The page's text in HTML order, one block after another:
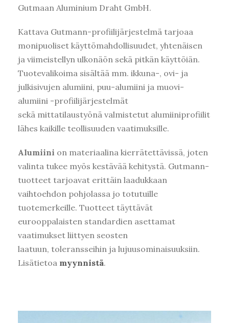
Gutmaan Aluminium Draht GmbH.
Kattava Gutmann-profiilijärjestelmä tarjoaa
monipuoliset käyttömahdollisuudet, yhtenäisen
ja viimeistellyn ulkonäön sekä pitkän käyttöiän.
Tuotevalikoima sisältää mm. ikkuna-, ovi- ja
julkisivujen alumiini, puu-alumiini ja muovi-
alumiini -profiilijärjestelmät
sekä mittatilaustyönä valmistetut alumiiniprofiilit
lähes kaikille teollisuuden vaatimuksille.
Alumiini on materiaalina kierrätettävissä, joten
valinta tukee myös kestävää kehitystä. Gutmann-
tuotteet tarjoavat erittäin laadukkaan
vaihtoehdon pohjolassa jo totutuille
tuotemerkeille. Tuotteet täyttävät
eurooppalaisten standardien asettamat
vaatimukset liittyen seosten
laatuun, toleransseihin ja lujuusominaisuuksiin.
Lisätietoa myynnistä.